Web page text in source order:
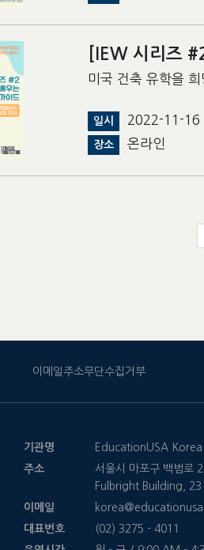
[IEW 시리즈
미국 건축 유학을
일시 2022-11-16
장소 온라인
이메일주소무단수집거부
기관명
EducationUSA Korea
주소
서울시 마포구 백범로
Fulbright Building,
이메일
대표번호
(02) 3275 - 4011